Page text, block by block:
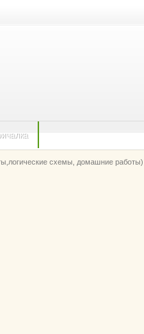
схемы, домашние работы)